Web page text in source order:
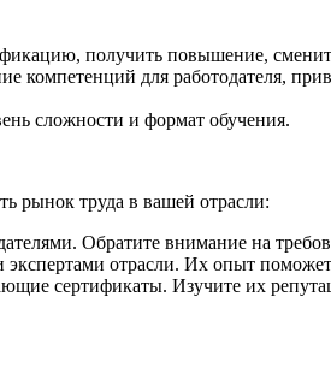
получить повышение,
компетенций для работодателя,
сложности и формат обучения.
рынок труда в вашей отрасли:
Обратите внимание на
отрасли. Их опыт
сертификаты. Изучите их